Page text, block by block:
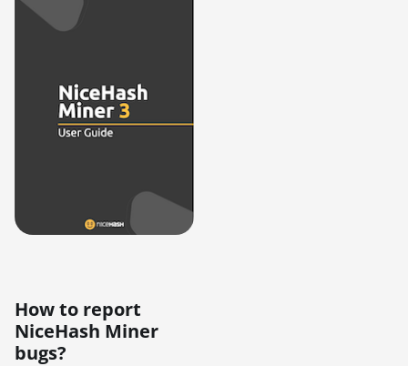
How to report
NiceHash Miner
bugs?